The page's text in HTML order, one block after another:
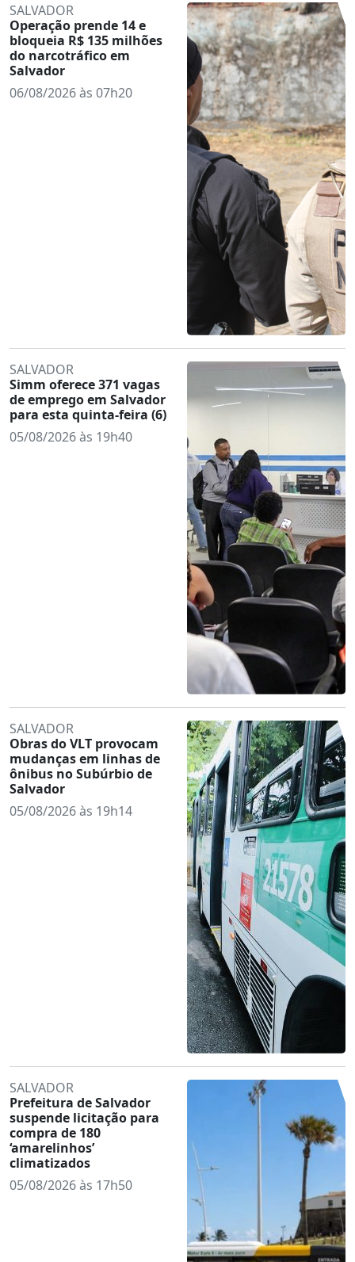
SALVADOR
Operação prende 14 e
bloqueia R$ 135 milhões
do narcotráfico em
Salvador
06/08/2026 às 07h20
SALVADOR
Simm oferece 371 vagas
de emprego em Salvador
para esta quinta-feira (6)
05/08/2026 às 19h40
SALVADOR
Obras do VLT provocam
mudanças em linhas de
ônibus no Subúrbio de
Salvador
05/08/2026 às 19h14
SALVADOR
Prefeitura de Salvador
suspende licitação para
compra de 180
‘amarelinhos’
climatizados
05/08/2026 às 17h50